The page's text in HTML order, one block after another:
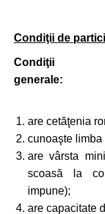
Condiţii de
Condiţii
are cetăţenia
cunoaşte limba
are vârsta
scoasă la
impune);
are capacitate